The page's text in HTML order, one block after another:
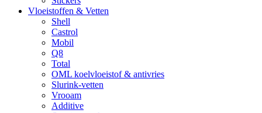
Vloeistoffen & Vetten
Shell
Castrol
Mobil
Q8
Total
OML koelvloeistof & antivries
Slurink-vetten
Vrooam
Additive